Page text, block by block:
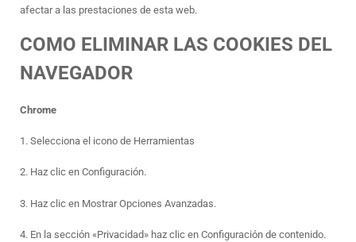
afectar a las prestaciones de esta web.
COMO ELIMINAR LAS COOKIES DEL
NAVEGADOR
Chrome
1. Selecciona el icono de Herramientas
2. Haz clic en Configuración.
3. Haz clic en Mostrar Opciones Avanzadas.
4. En la sección «Privacidad» haz clic en Configuración de contenido.